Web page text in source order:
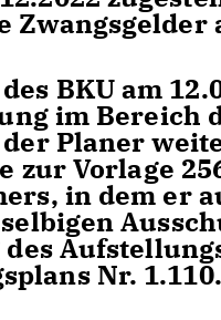
Zwangsgelder
BKU am
im Bereich
Planer
zur Vorlage
in dem er
Nr.